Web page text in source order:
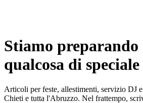
Stiamo preparando
qualcosa di speciale
Articoli per feste, allestimenti, servizio DJ
Chieti e tutta l'Abruzzo. Nel frattempo,